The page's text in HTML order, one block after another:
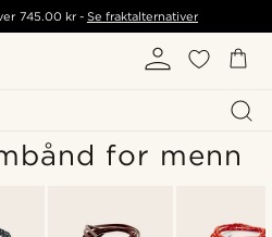
745.00 kr- Se fraktalternativer
for menn